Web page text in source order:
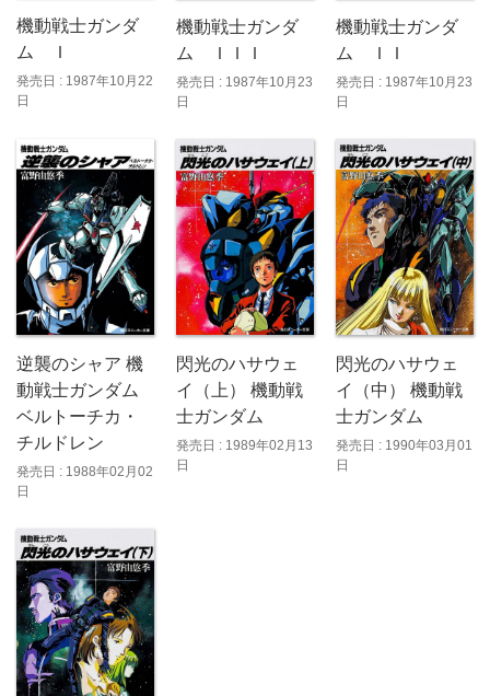
機動戦士ガンダ
ム Ｉ
発売日 : 1987年10月22
日
機動戦士ガンダ
ム ＩＩＩ
発売日 : 1987年10月23
日
機動戦士ガンダ
ム ＩＩ
発売日 : 1987年10月23
日
逆襲のシャア 機
動戦士ガンダム
ベルトーチカ・
チルドレン
発売日 : 1988年02月02
日
閃光のハサウェ
イ（上） 機動戦
士ガンダム
発売日 : 1989年02月13
日
閃光のハサウェ
イ（中） 機動戦
士ガンダム
発売日 : 1990年03月01
日